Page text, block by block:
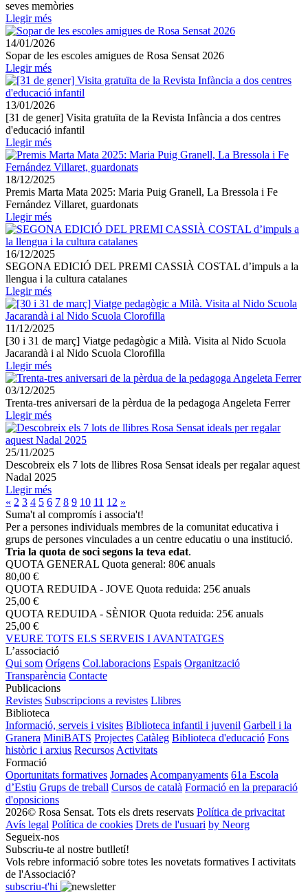
seves memòries
Llegir més
14/01/2026
Sopar de les escoles amigues de Rosa Sensat 2026
Llegir més
13/01/2026
[31 de gener] Visita gratuïta de la Revista Infància a dos centres
d'educació infantil
Llegir més
18/12/2025
Premis Marta Mata 2025: Maria Puig Granell, La Bressola i Fe
Fernández Villaret, guardonats
Llegir més
16/12/2025
SEGONA EDICIÓ DEL PREMI CASSIÀ COSTAL d’impuls a la
llengua i la cultura catalanes
Llegir més
11/12/2025
[30 i 31 de març] Viatge pedagògic a Milà. Visita al Nido Scuola
Jacarandà i al Nido Scuola Clorofilla
Llegir més
03/12/2025
Trenta-tres aniversari de la pèrdua de la pedagoga Angeleta Ferrer
Llegir més
25/11/2025
Descobreix els 7 lots de llibres Rosa Sensat ideals per regalar aquest
Nadal 2025
Llegir més
« 2 3 4 5 6 7 8 9 10 11 12 »
Suma't al compromís i associa't!
Per a persones individuals membres de la comunitat educativa i
grups de persones vinculades a un centre educatiu o una institució.
Tria la quota de soci segons la teva edat.
QUOTA GENERAL Quota general: 80€ anuals
80,00 €
QUOTA REDUIDA - JOVE Quota reduida: 25€ anuals
25,00 €
QUOTA REDUIDA - SÈNIOR Quota reduida: 25€ anuals
25,00 €
VEURE TOTS ELS SERVEIS I AVANTATGES
L’associació
Qui som Orígens Col.laboracions Espais Organització
Transparència Contacte
Publicacions
Revistes Subscripcions a revistes Llibres
Biblioteca
Informació, serveis i visites Biblioteca infantil i juvenil Garbell i la
Granera MiniBATS Projectes Catàleg Biblioteca d'educació Fons
històric i arxius Recursos Activitats
Formació
Oportunitats formatives Jornades Acompanyaments 61a Escola
d’Estiu Grups de treball Cursos de català Formació en la preparació
d'oposicions
2026© Rosa Sensat. Tots els drets reservats Política de privacitat
Avís legal Política de cookies Drets de l'usuari by Neorg
Segueix-nos
Subscriu-te al nostre butlletí!
Vols rebre informació sobre totes les novetats formatives I activitats
de l'Associació?
subscriu-t'hi